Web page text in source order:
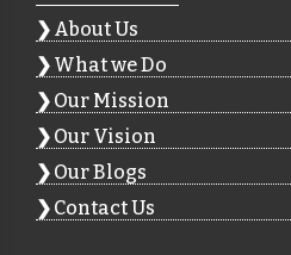
About Us
What we Do
Our Mission
Our Vision
Our Blogs
Contact Us